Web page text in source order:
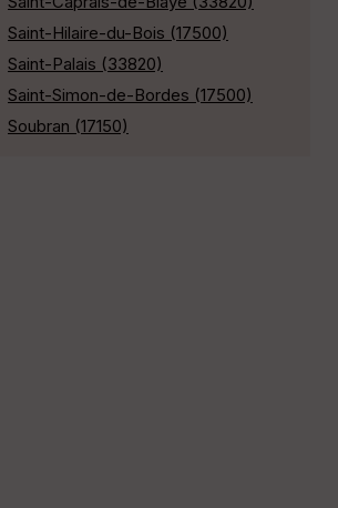
Saint-Hilaire-du-Bois (17500)
Saint-Palais (33820)
Saint-Simon-de-Bordes (17500)
Soubran (17150)